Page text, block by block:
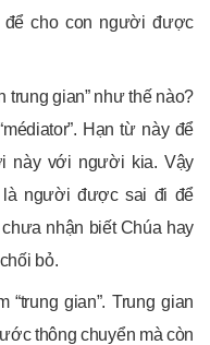
để cho con người được
trung gian” như thế nào?
Hạn từ này để
này với người kia. Vậy
người được sai đi để
nhận biết Chúa hay
bỏ.
gian”. Trung gian
thông chuyển mà còn